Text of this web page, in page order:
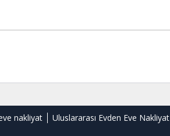
nakliyat Uluslararası Evden Eve Nakliyat